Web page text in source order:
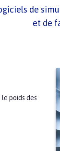
de
et de
le poids des